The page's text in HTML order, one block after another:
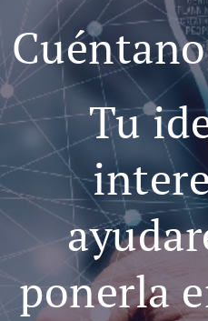
Tu
ponerla